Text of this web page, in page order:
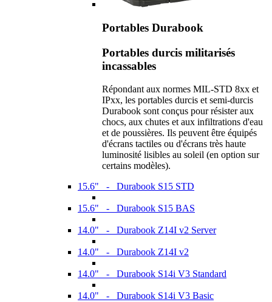
Portables Durabook
Portables durcis militarisés
incassables
Répondant aux normes MIL-STD 8xx et
IPxx, les portables durcis et semi-durcis
Durabook sont conçus pour résister aux
chocs, aux chutes et aux infiltrations d'eau
et de poussières. Ils peuvent être équipés
d'écrans tactiles ou d'écrans très haute
luminosité lisibles au soleil (en option sur
certains modèles).
15.6" - Durabook S15 STD
15.6" - Durabook S15 BAS
14.0" - Durabook Z14I v2 Server
14.0" - Durabook Z14I v2
14.0" - Durabook S14i V3 Standard
14.0" - Durabook S14i V3 Basic